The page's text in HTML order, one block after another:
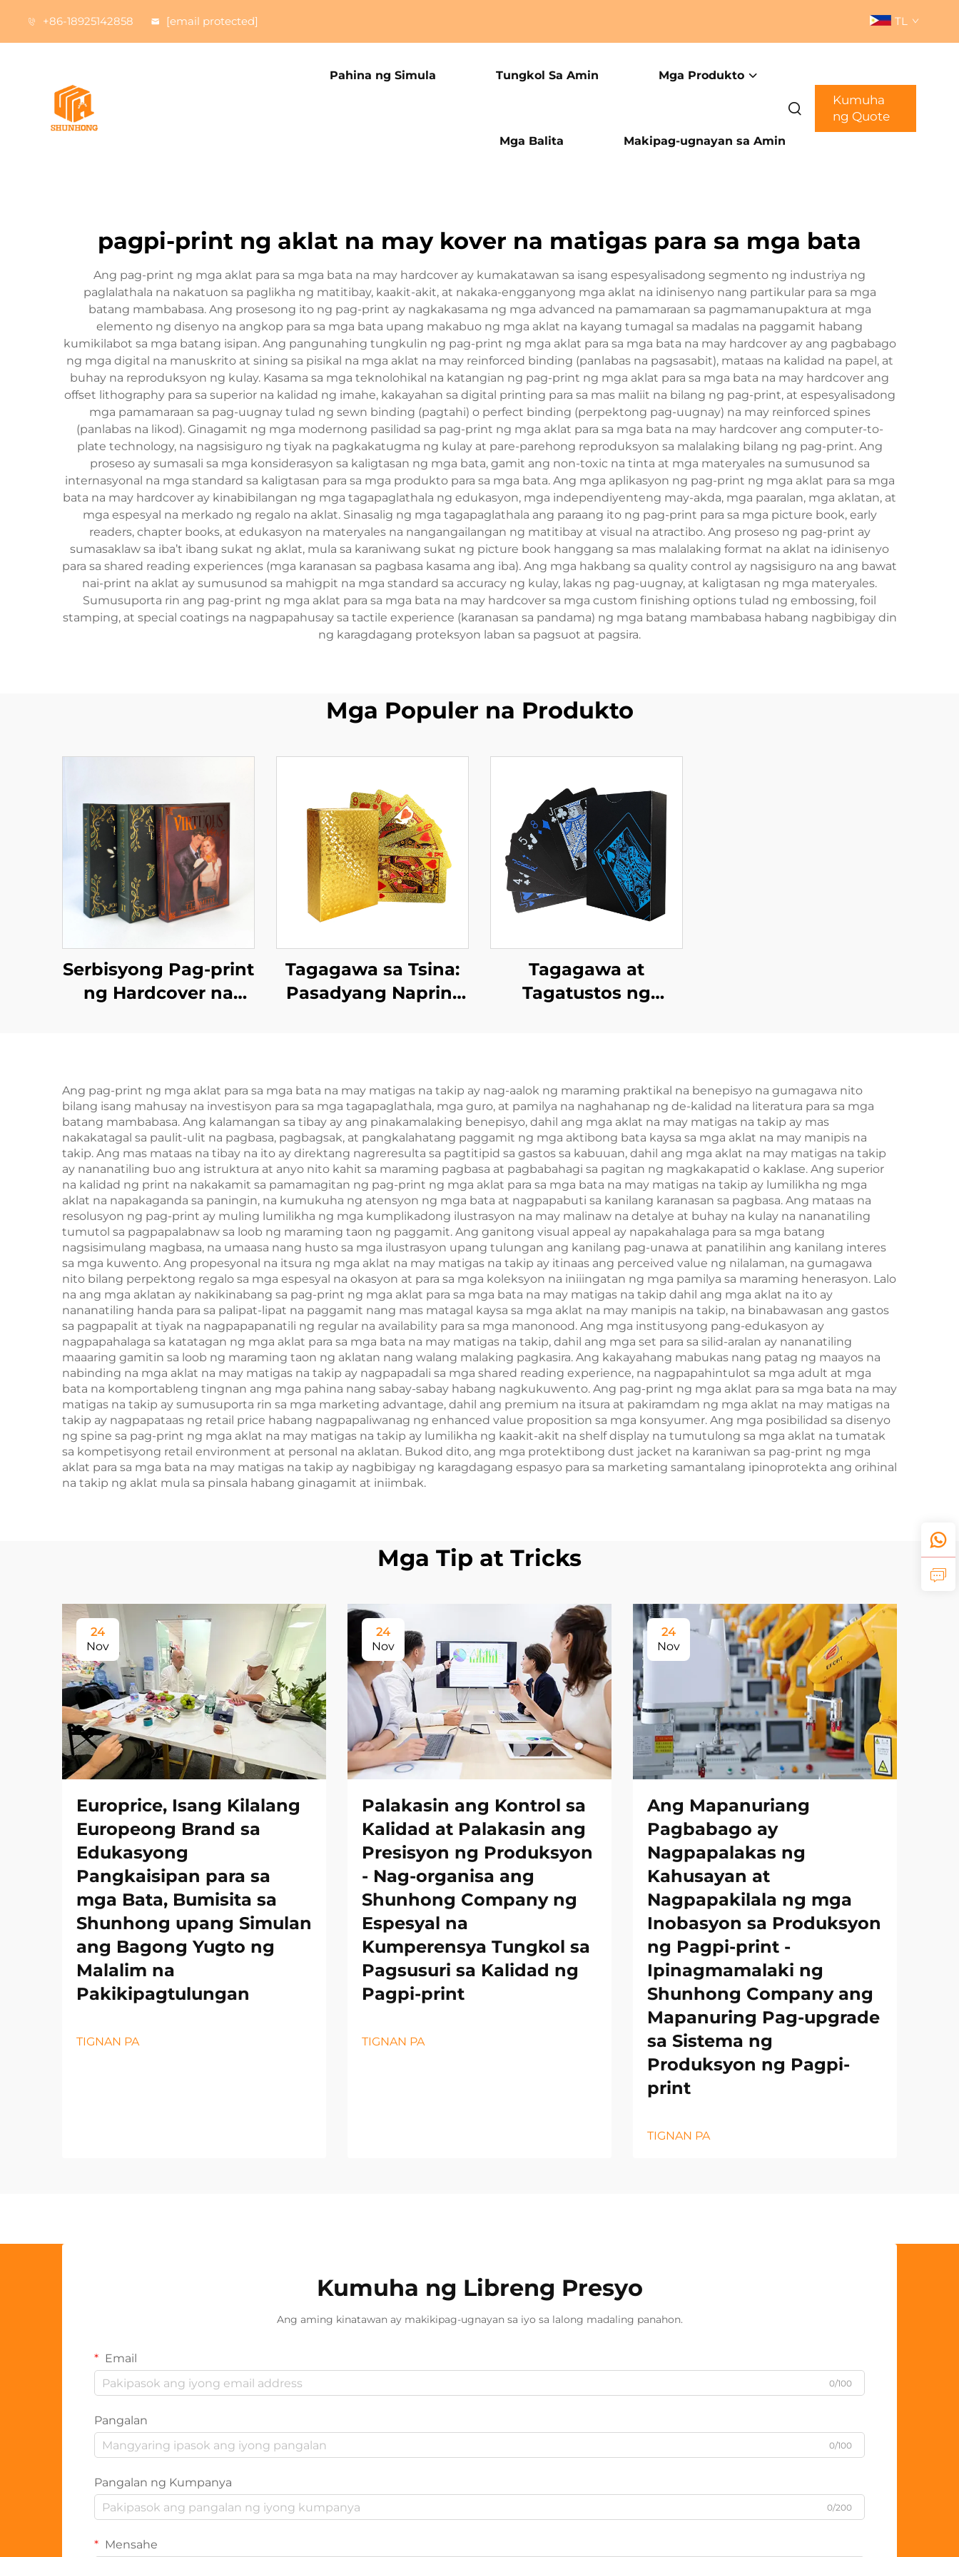
+86-18925142858 [email protected] TL
Pahina ng Simula Tungkol Sa Amin Mga Produkto
Mga Balita Makipag-ugnayan sa Amin
Kumuha
ng Quote
pagpi-print ng aklat na may kover na matigas para sa mga bata
Ang pag-print ng mga aklat para sa mga bata na may hardcover ay kumakatawan sa isang espesyalisadong segmento ng industriya ng
paglalathala na nakatuon sa paglikha ng matitibay, kaakit-akit, at nakaka-engganyong mga aklat na idinisenyo nang partikular para sa mga
batang mambabasa. Ang prosesong ito ng pag-print ay nagkakasama ng mga advanced na pamamaraan sa pagmamanupaktura at mga
elemento ng disenyo na angkop para sa mga bata upang makabuo ng mga aklat na kayang tumagal sa madalas na paggamit habang
kumikilabot sa mga batang isipan. Ang pangunahing tungkulin ng pag-print ng mga aklat para sa mga bata na may hardcover ay ang pagbabago
ng mga digital na manuskrito at sining sa pisikal na mga aklat na may reinforced binding (panlabas na pagsasabit), mataas na kalidad na papel, at
buhay na reproduksyon ng kulay. Kasama sa mga teknolohikal na katangian ng pag-print ng mga aklat para sa mga bata na may hardcover ang
offset lithography para sa superior na kalidad ng imahe, kakayahan sa digital printing para sa mas maliit na bilang ng pag-print, at espesyalisadong
mga pamamaraan sa pag-uugnay tulad ng sewn binding (pagtahi) o perfect binding (perpektong pag-uugnay) na may reinforced spines
(panlabas na likod). Ginagamit ng mga modernong pasilidad sa pag-print ng mga aklat para sa mga bata na may hardcover ang computer-to-
plate technology, na nagsisiguro ng tiyak na pagkakatugma ng kulay at pare-parehong reproduksyon sa malalaking bilang ng pag-print. Ang
proseso ay sumasali sa mga konsiderasyon sa kaligtasan ng mga bata, gamit ang non-toxic na tinta at mga materyales na sumusunod sa
internasyonal na mga standard sa kaligtasan para sa mga produkto para sa mga bata. Ang mga aplikasyon ng pag-print ng mga aklat para sa mga
bata na may hardcover ay kinabibilangan ng mga tagapaglathala ng edukasyon, mga independiyenteng may-akda, mga paaralan, mga aklatan, at
mga espesyal na merkado ng regalo na aklat. Sinasalig ng mga tagapaglathala ang paraang ito ng pag-print para sa mga picture book, early
readers, chapter books, at edukasyon na materyales na nangangailangan ng matitibay at visual na atractibo. Ang proseso ng pag-print ay
sumasaklaw sa iba’t ibang sukat ng aklat, mula sa karaniwang sukat ng picture book hanggang sa mas malalaking format na aklat na idinisenyo
para sa shared reading experiences (mga karanasan sa pagbasa kasama ang iba). Ang mga hakbang sa quality control ay nagsisiguro na ang bawat
nai-print na aklat ay sumusunod sa mahigpit na mga standard sa accuracy ng kulay, lakas ng pag-uugnay, at kaligtasan ng mga materyales.
Sumusuporta rin ang pag-print ng mga aklat para sa mga bata na may hardcover sa mga custom finishing options tulad ng embossing, foil
stamping, at special coatings na nagpapahusay sa tactile experience (karanasan sa pandama) ng mga batang mambabasa habang nagbibigay din
ng karagdagang proteksyon laban sa pagsuot at pagsira.
Mga Populer na Produkto
Serbisyong Pag-print
ng Hardcover na
ang mga Gilid
Tagagawa sa Tsina:
Pasadyang Naprint
Tagagawa at
Tagatustos ng
| Pasadyang Pag-
print at Pag-iimpake
para sa mga
Matatanda at Mag-
asawa
Ang pag-print ng mga aklat para sa mga bata na may matigas na takip ay nag-aalok ng maraming praktikal na benepisyo na gumagawa nito
bilang isang mahusay na investisyon para sa mga tagapaglathala, mga guro, at pamilya na naghahanap ng de-kalidad na literatura para sa mga
batang mambabasa. Ang kalamangan sa tibay ay ang pinakamalaking benepisyo, dahil ang mga aklat na may matigas na takip ay mas
nakakatagal sa paulit-ulit na pagbasa, pagbagsak, at pangkalahatang paggamit ng mga aktibong bata kaysa sa mga aklat na may manipis na
takip. Ang mas mataas na tibay na ito ay direktang nagreresulta sa pagtitipid sa gastos sa kabuuan, dahil ang mga aklat na may matigas na takip
ay nananatiling buo ang istruktura at anyo nito kahit sa maraming pagbasa at pagbabahagi sa pagitan ng magkakapatid o kaklase. Ang superior
na kalidad ng print na nakakamit sa pamamagitan ng pag-print ng mga aklat para sa mga bata na may matigas na takip ay lumilikha ng mga
aklat na napakaganda sa paningin, na kumukuha ng atensyon ng mga bata at nagpapabuti sa kanilang karanasan sa pagbasa. Ang mataas na
resolusyon ng pag-print ay muling lumilikha ng mga kumplikadong ilustrasyon na may malinaw na detalye at buhay na kulay na nananatiling
tumutol sa pagpapalabnaw sa loob ng maraming taon ng paggamit. Ang ganitong visual appeal ay napakahalaga para sa mga batang
nagsisimulang magbasa, na umaasa nang husto sa mga ilustrasyon upang tulungan ang kanilang pag-unawa at panatilihin ang kanilang interes
sa mga kuwento. Ang propesyonal na itsura ng mga aklat na may matigas na takip ay itinaas ang perceived value ng nilalaman, na gumagawa
nito bilang perpektong regalo sa mga espesyal na okasyon at para sa mga koleksyon na iniiingatan ng mga pamilya sa maraming henerasyon. Lalo
na ang mga aklatan ay nakikinabang sa pag-print ng mga aklat para sa mga bata na may matigas na takip dahil ang mga aklat na ito ay
nananatiling handa para sa palipat-lipat na paggamit nang mas matagal kaysa sa mga aklat na may manipis na takip, na binabawasan ang gastos
sa pagpapalit at tiyak na nagpapapanatili ng regular na availability para sa mga manonood. Ang mga institusyong pang-edukasyon ay
nagpapahalaga sa katatagan ng mga aklat para sa mga bata na may matigas na takip, dahil ang mga set para sa silid-aralan ay nananatiling
maaaring gamitin sa loob ng maraming taon ng aklatan nang walang malaking pagkasira. Ang kakayahang mabukas nang patag ng maayos na
nabinding na mga aklat na may matigas na takip ay nagpapadali sa mga shared reading experience, na nagpapahintulot sa mga adult at mga
bata na komportableng tingnan ang mga pahina nang sabay-sabay habang nagkukuwento. Ang pag-print ng mga aklat para sa mga bata na may
matigas na takip ay sumusuporta rin sa mga marketing advantage, dahil ang premium na itsura at pakiramdam ng mga aklat na may matigas na
takip ay nagpapataas ng retail price habang nagpapaliwanag ng enhanced value proposition sa mga konsyumer. Ang mga posibilidad sa disenyo
ng spine sa pag-print ng mga aklat na may matigas na takip ay lumilikha ng kaakit-akit na shelf display na tumutulong sa mga aklat na tumatak
sa kompetisyong retail environment at personal na aklatan. Bukod dito, ang mga protektibong dust jacket na karaniwan sa pag-print ng mga
aklat para sa mga bata na may matigas na takip ay nagbibigay ng karagdagang espasyo para sa marketing samantalang ipinoprotekta ang orihinal
na takip ng aklat mula sa pinsala habang ginagamit at iniimbak.
Mga Tip at Tricks
24
Nov
Europrice, Isang Kilalang
Europeong Brand sa
Edukasyong
Pangkaisipan para sa
mga Bata, Bumisita sa
Shunhong upang Simulan
ang Bagong Yugto ng
Malalim na
Pakikipagtulungan
TIGNAN PA
24
Nov
Palakasin ang Kontrol sa
Kalidad at Palakasin ang
Presisyon ng Produksyon
- Nag-organisa ang
Shunhong Company ng
Espesyal na
Kumperensya Tungkol sa
Pagsusuri sa Kalidad ng
Pagpi-print
TIGNAN PA
24
Nov
Ang Mapanuriang
Pagbabago ay
Nagpapalakas ng
Kahusayan at
Nagpapakilala ng mga
Inobasyon sa Produksyon
ng Pagpi-print -
Ipinagmamalaki ng
Shunhong Company ang
Mapanuring Pag-upgrade
sa Sistema ng
Produksyon ng Pagpi-
print
TIGNAN PA
Kumuha ng Libreng Presyo
Ang aming kinatawan ay makikipag-ugnayan sa iyo sa lalong madaling panahon.
Email
0/100
Pangalan
0/100
Pangalan ng Kumpanya
0/200
Mensahe